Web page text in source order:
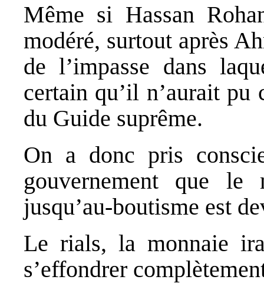
Même si Hassan
modéré, surtout après
de l’impasse dans
certain qu’il n’aurait pu
du Guide suprême.
On a donc pris
gouvernement que
jusqu’au‐boutisme est
Le rials, la monnaie
s’effondrer